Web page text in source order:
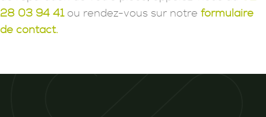
28 03 94 41ou rendez-vous sur notre formulaire
de contact.